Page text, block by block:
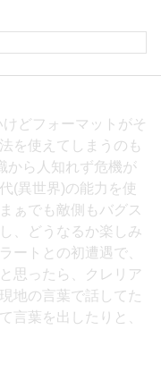
どフォーマットがそ
を使えてしまうのも
から人知れず危機が
(異世界)の能力を使
ぁでも敵側もバグス
、どうなるか楽しみ
ートとの初遭遇で、
思ったら、クレリア
地の言葉で話してた
言葉を出したりと、